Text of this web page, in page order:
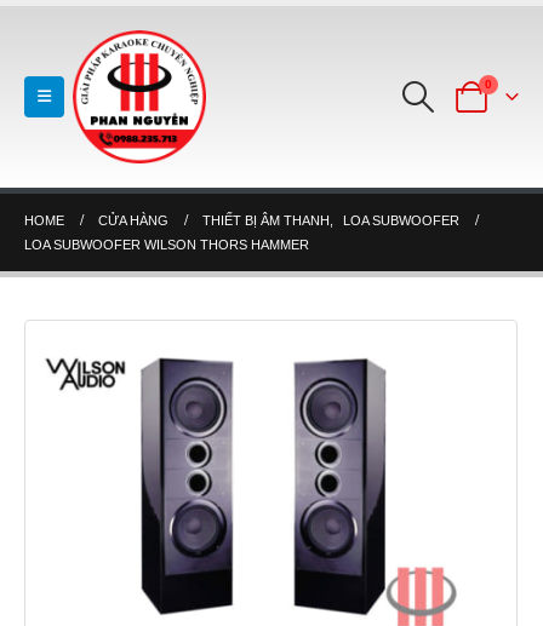
0
HOME CỬA HÀNG THIẾT BỊ ÂM THANH
LOA SUBWOOFER
LOA SUBWOOFER WILSON THORS HAMMER